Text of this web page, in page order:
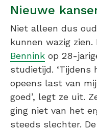
Nieuwe
Niet alleen dus
kunnen wazig
Bennink op 28-
studietijd. ‘Tijdens
opeens last van
goed’, legt ze uit.
ging niet van het
steeds slechter.